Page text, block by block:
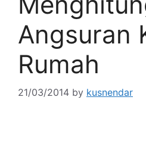
Angsuran
Rumah
21/03/2014 by kusnendar